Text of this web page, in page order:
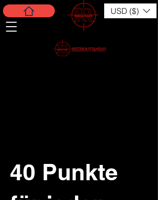
USD ($)
40 Punkte